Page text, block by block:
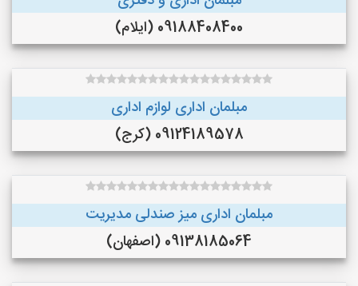
09188408400 (ایلام)
مبلمان اداری لوازم اداری
09124189578 (کرج)
مبلمان اداری میز صندلی مدیریت
09138185064 (اصفهان)